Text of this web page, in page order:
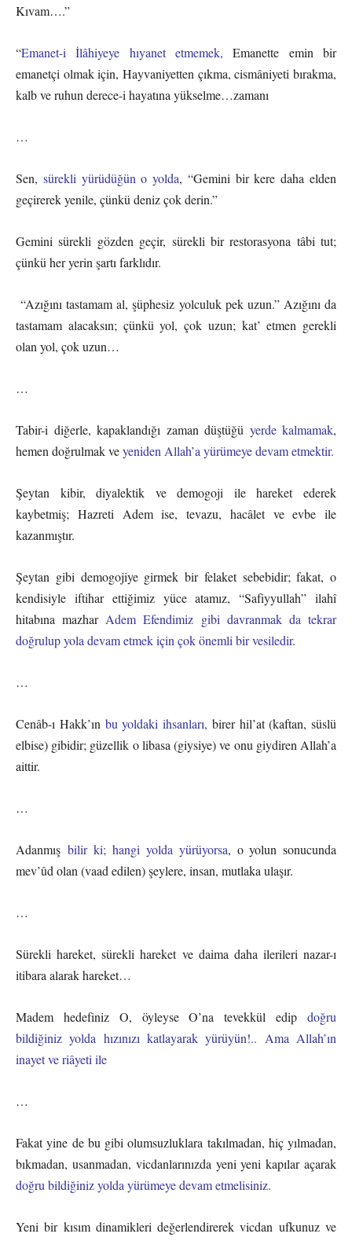
Kıvam….”
“Emanet-i İlâhiyeye hıyanet etmemek, Emanette emin bir
emanetçi olmak için, Hayvaniyetten çıkma, cismâniyeti bırakma,
kalb ve ruhun derece-i hayatına yükselme…zamanı
…
Sen, sürekli yürüdüğün o yolda, “Gemini bir kere daha elden
geçirerek yenile, çünkü deniz çok derin.”
Gemini sürekli gözden geçir, sürekli bir restorasyona tâbi tut;
çünkü her yerin şartı farklıdır.
“Azığını tastamam al, şüphesiz yolculuk pek uzun.” Azığını da
tastamam alacaksın; çünkü yol, çok uzun; kat’ etmen gerekli
olan yol, çok uzun…
…
Tabir-i diğerle, kapaklandığı zaman düştüğü yerde kalmamak,
hemen doğrulmak veyeniden Allah’a yürümeye devam etmektir.
Şeytan kibir, diyalektik ve demogoji ile hareket ederek
kaybetmiş; Hazreti Adem ise, tevazu, hacâlet ve evbe ile
kazanmıştır.
Şeytan gibi demogojiye girmek bir felaket sebebidir; fakat, o
kendisiyle iftihar ettiğimiz yüce atamız, “Safiyyullah” ilahî
hitabına mazhar Adem Efendimiz gibi davranmak da tekrar
doğrulup yola devam etmek için çok önemli bir vesiledir.
…
Cenâb-ı Hakk’ın bu yoldaki ihsanları, birer hil’at (kaftan, süslü
elbise) gibidir; güzellik o libasa (giysiye) ve onu giydiren Allah’a
aittir.
…
Adanmış bilir ki; hangi yolda yürüyorsa, o yolun sonucunda
mev’ûd olan (vaad edilen) şeylere, insan, mutlaka ulaşır.
…
Sürekli hareket, sürekli hareket ve daima daha ilerileri nazar-ı
itibara alarak hareket…
Madem hedefiniz O, öyleyse O’na tevekkül edip doğru
bildiğiniz yolda hızınızı katlayarak yürüyün!.. Ama Allah’ın
inayet ve riâyeti ile
…
Fakat yine de bu gibi olumsuzluklara takılmadan, hiç yılmadan,
bıkmadan, usanmadan, vicdanlarınızda yeni yeni kapılar açarak
doğru bildiğiniz yolda yürümeye devam etmelisiniz.
Yeni bir kısım dinamikleri değerlendirerek vicdan ufkunuz ve